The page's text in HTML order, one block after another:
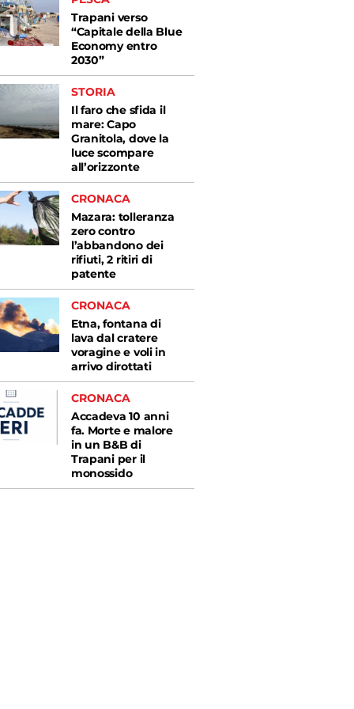
Trapani verso
“Capitale della Blue
Economy entro
2030”
STORIA
Il faro che sfida il
mare: Capo
Granitola, dove la
luce scompare
all’orizzonte
CRONACA
Mazara: tolleranza
zero contro
l’abbandono dei
rifiuti, 2 ritiri di
patente
CRONACA
Etna, fontana di
lava dal cratere
voragine e voli in
arrivo dirottati
CRONACA
Accadeva 10 anni
fa. Morte e malore
in un B&B di
Trapani per il
monossido